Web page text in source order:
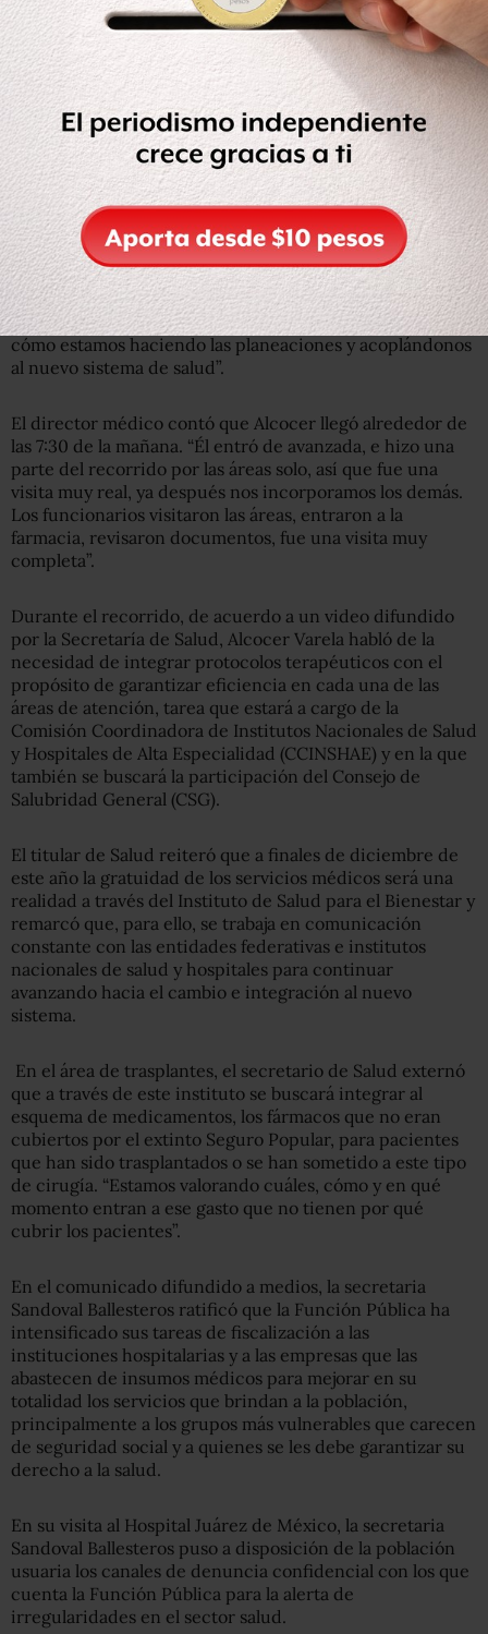
servicios en el Hospital Juárez de México
Ver más en: https://t.co/qSydnhXvUy
pic.twitter.com/Em6lgOftW5
— SFP México (@SFP_mx)February 13, 2020
Entérate: Médicos y enfermeras denuncian que en el
Instituto de Neurología no hay ni guantes para operar
Fue una visita muy formal, aseguró, “hubo muchos
cuestionamientos de ellos de si teníamos desabasto o no,
de cómo resolvemos esto o aquello, cómo lo atendemos,
cómo estamos armonizando la parte de la gratuidad,
cómo estamos haciendo las planeaciones y acoplándonos
al nuevo sistema de salud”.
El director médico contó que Alcocer llegó alrededor de
las 7:30 de la mañana. “Él entró de avanzada, e hizo una
parte del recorrido por las áreas solo, así que fue una
visita muy real, ya después nos incorporamos los demás.
Los funcionarios visitaron las áreas, entraron a la
farmacia, revisaron documentos, fue una visita muy
completa”.
Durante el recorrido, de acuerdo a un video difundido
por la Secretaría de Salud, Alcocer Varela habló de la
necesidad de integrar protocolos terapéuticos con el
propósito de garantizar eficiencia en cada una de las
áreas de atención, tarea que estará a cargo de la
Comisión Coordinadora de Institutos Nacionales de Salud
y Hospitales de Alta Especialidad (CCINSHAE) y en la que
también se buscará la participación del Consejo de
Salubridad General (CSG).
El titular de Salud reiteró que a finales de diciembre de
este año la gratuidad de los servicios médicos será una
realidad a través del Instituto de Salud para el Bienestar y
remarcó que, para ello, se trabaja en comunicación
constante con las entidades federativas e institutos
nacionales de salud y hospitales para continuar
avanzando hacia el cambio e integración al nuevo
sistema.
En el área de trasplantes, el secretario de Salud externó
que a través de este instituto se buscará integrar al
esquema de medicamentos, los fármacos que no eran
cubiertos por el extinto Seguro Popular, para pacientes
que han sido trasplantados o se han sometido a este tipo
de cirugía. “Estamos valorando cuáles, cómo y en qué
momento entran a ese gasto que no tienen por qué
cubrir los pacientes”.
En el comunicado difundido a medios, la secretaria
Sandoval Ballesteros ratificó que la Función Pública ha
intensificado sus tareas de fiscalización a las
instituciones hospitalarias y a las empresas que las
abastecen de insumos médicos para mejorar en su
totalidad los servicios que brindan a la población,
principalmente a los grupos más vulnerables que carecen
de seguridad social y a quienes se les debe garantizar su
derecho a la salud.
En su visita al Hospital Juárez de México, la secretaria
Sandoval Ballesteros puso a disposición de la población
usuaria los canales de denuncia confidencial con los que
cuenta la Función Pública para la alerta de
irregularidades en el sector salud.